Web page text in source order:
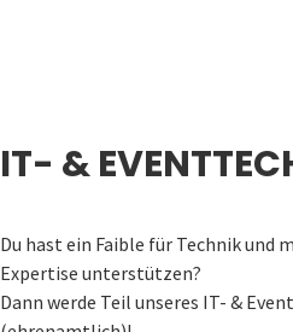
IT- &
Du hast ein Faible für Technik und
Expertise unterstützen?
Dann werde Teil unseres IT- &